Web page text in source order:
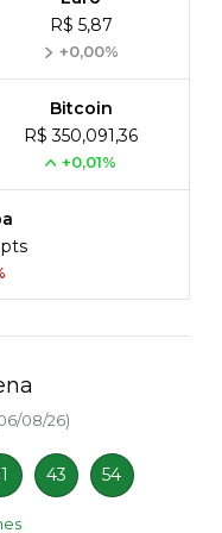
R$ 5,87
+0,00%
Bitcoin
R$ 350,091,36
+0,01%
pts
08/26)
43 54